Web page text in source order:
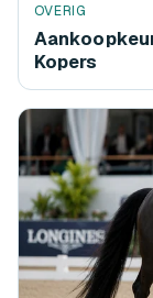
OVERIG
Kopers